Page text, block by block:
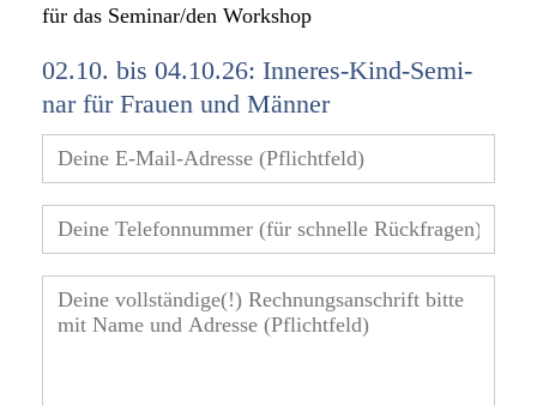
für das Seminar/​den Work­shop
02.10. bis 04.10.26: Inne­res-Kind-Semi­
nar für Frauen und Män­ner